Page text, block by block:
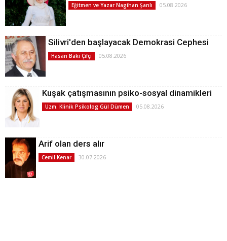
Eğitmen ve Yazar Nagihan Şanlı 05.08.2026
Silivri'den başlayacak Demokrasi Cephesi
Hasan Baki Çifçi 05.08.2026
Kuşak çatışmasının psiko-sosyal dinamikleri
Uzm. Klinik Psikolog Gül Dümen 05.08.2026
Arif olan ders alır
Cemil Kenar 30.07.2026